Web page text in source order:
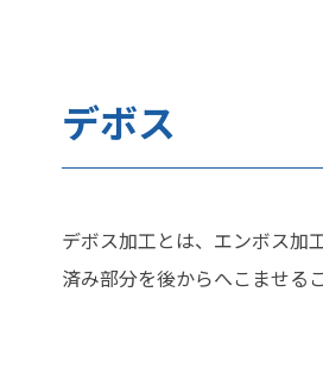
デボス
デボス加工とは、エンボス加
済み部分を後からへこませる